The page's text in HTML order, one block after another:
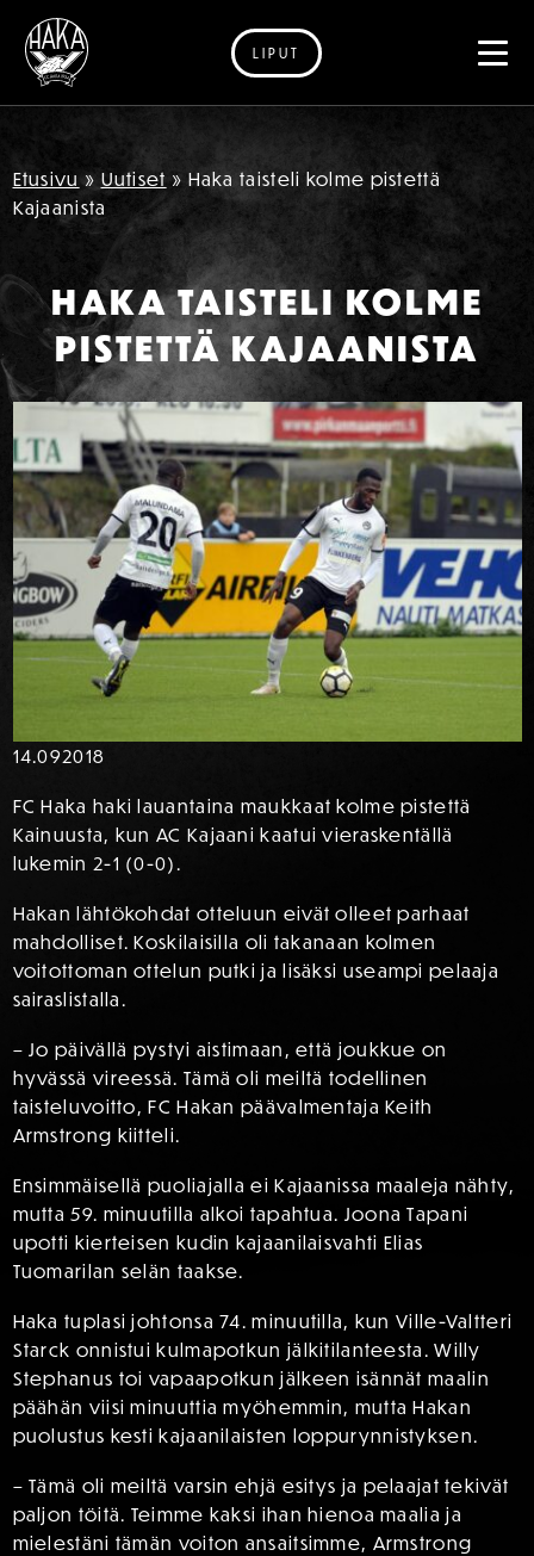
Siirry sisältöön
LIPUT
Etusivu » Uutiset » Haka taisteli kolme pistettä
Kajaanista
HAKA TAISTELI KOLME
PISTETTÄ KAJAANISTA
14.092018
FC Haka haki lauantaina maukkaat kolme pistettä
Kainuusta, kun AC Kajaani kaatui vieraskentällä
lukemin 2-1 (0-0).
Hakan lähtökohdat otteluun eivät olleet parhaat
mahdolliset. Koskilaisilla oli takanaan kolmen
voitottoman ottelun putki ja lisäksi useampi pelaaja
sairaslistalla.
– Jo päivällä pystyi aistimaan, että joukkue on
hyvässä vireessä. Tämä oli meiltä todellinen
taisteluvoitto, FC Hakan päävalmentaja Keith
Armstrong kiitteli.
Ensimmäisellä puoliajalla ei Kajaanissa maaleja nähty,
mutta 59. minuutilla alkoi tapahtua. Joona Tapani
upotti kierteisen kudin kajaanilaisvahti Elias
Tuomarilan selän taakse.
Haka tuplasi johtonsa 74. minuutilla, kun Ville-Valtteri
Starck onnistui kulmapotkun jälkitilanteesta. Willy
Stephanus toi vapaapotkun jälkeen isännät maalin
päähän viisi minuuttia myöhemmin, mutta Hakan
puolustus kesti kajaanilaisten loppurynnistyksen.
– Tämä oli meiltä varsin ehjä esitys ja pelaajat tekivät
paljon töitä. Teimme kaksi ihan hienoa maalia ja
mielestäni tämän voiton ansaitsimme, Armstrong